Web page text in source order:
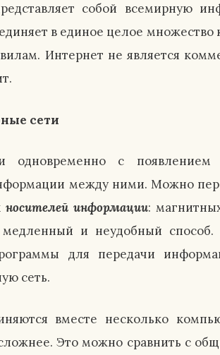
собой всемирную
в единое целое
Интернет не является
сети
одновременно с
между ними. Можно
носителей информации:
и неудобный
для передачи
сеть.
вместе несколько
Это можно сравнить с